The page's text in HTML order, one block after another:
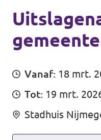
Volt Arnhem
Volt Nijmegen
Standpunten
Mensen
Vanaf: 18 mrt.
Tot: 19 mrt.
Stadhuis